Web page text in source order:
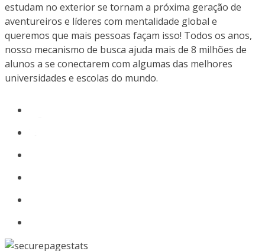
estudam no exterior se tornam a próxima geração de
aventureiros e líderes com mentalidade global e
queremos que mais pessoas façam isso! Todos os anos,
nosso mecanismo de busca ajuda mais de 8 milhões de
alunos a se conectarem com algumas das melhores
universidades e escolas do mundo.